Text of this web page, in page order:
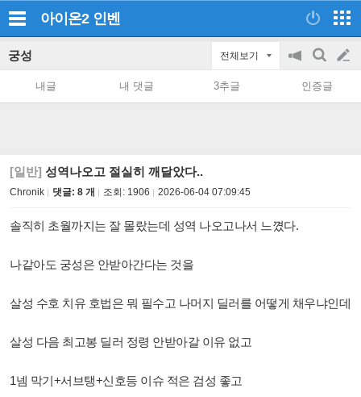
아이온2 인벤
궁성 전체보기
공
on/off
검
색
글
쓰
내글 내 댓글 3추글 인증글
[일반] 성역나오고 절실히 깨달았다..
Chronik 댓글: 8 개 조회: 1906 2026-06-04 07:09:45
솔직히 초월까지는 잘 몰랐는데 성역 나오고나서 느꼈다.
나같아도 궁성은 안받아간다는 것을
살성 수호 치유 호법은 뭐 필수고 나머지 딜러를 어떻게 채우냐인데
살성 다음 최고봉 딜러 정령 안받아갈 이유 없고
1넴 막기+서브탱+신호등 이슈 적은 검성 좋고